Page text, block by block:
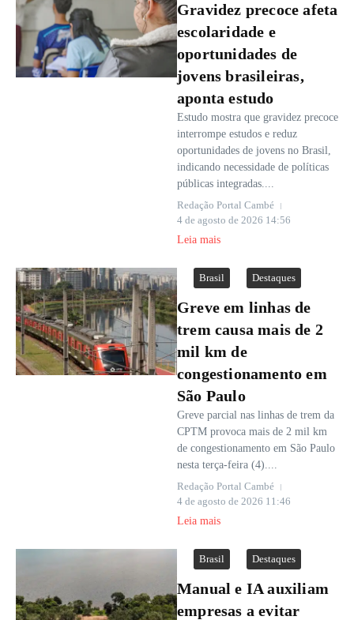
Gravidez precoce afeta
escolaridade e
oportunidades de
jovens brasileiras,
aponta estudo
Estudo mostra que gravidez precoce
interrompe estudos e reduz
oportunidades de jovens no Brasil,
indicando necessidade de políticas
públicas integradas....
Redação Portal Cambé
4 de agosto de 2026 14:56
Leia mais
Brasil Destaques
Greve em linhas de
trem causa mais de 2
mil km de
congestionamento em
São Paulo
Greve parcial nas linhas de trem da
CPTM provoca mais de 2 mil km
de congestionamento em São Paulo
nesta terça-feira (4)....
Redação Portal Cambé
4 de agosto de 2026 11:46
Leia mais
Brasil Destaques
Manual e IA auxiliam
empresas a evitar